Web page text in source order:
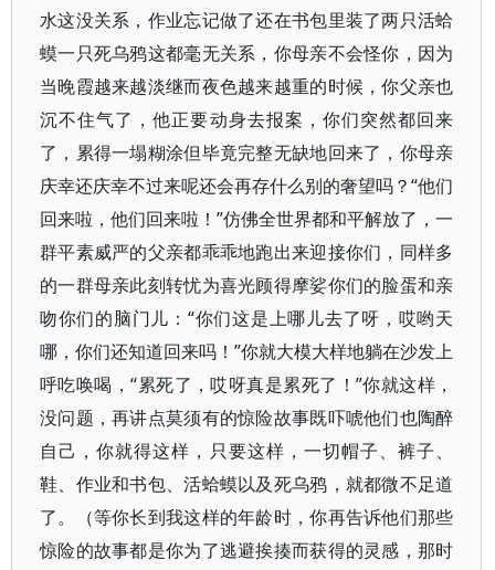
水这没关系，作业忘记做了还在书包里装了两只活蛤
蟆一只死乌鸦这都毫无关系，你母亲不会怪你，因为
当晚霞越来越淡继而夜色越来越重的时候，你父亲也
沉不住气了，他正要动身去报案，你们突然都回来
了，累得一塌糊涂但毕竟完整无缺地回来了，你母亲
庆幸还庆幸不过来呢还会再存什么别的奢望吗？“他们
回来啦，他们回来啦！”仿佛全世界都和平解放了，一
群平素威严的父亲都乖乖地跑出来迎接你们，同样多
的一群母亲此刻转忧为喜光顾得摩娑你们的脸蛋和亲
吻你们的脑门儿：“你们这是上哪儿去了呀，哎哟天
哪，你们还知道回来吗！”你就大模大样地躺在沙发上
呼吃唤喝，“累死了，哎呀真是累死了！”你就这样，
没问题，再讲点莫须有的惊险故事既吓唬他们也陶醉
自己，你就得这样，只要这样，一切帽子、裤子、
鞋、作业和书包、活蛤蟆以及死乌鸦，就都微不足道
了。（等你长到我这样的年龄时，你再告诉他们那些
惊险的故事都是你为了逃避挨揍而获得的灵感，那时